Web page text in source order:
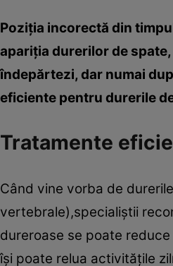
Poziţia incorectă din
apariţia durerilor de
îndepărtezi, dar numai
eficiente pentru durerile
Tratamente
Când vine vorba de
vertebrale),specialiştii
dureroase se poate
îşi poate relua activităţile